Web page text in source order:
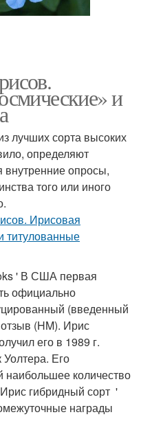
и
лучших сорта высоких
определяют
опросы,
того или иного
' В США первая
официально
(введенный
(HM). Ирис
его в 1989 г.
Его
наибольшее количество
гибридный сорт '
награды